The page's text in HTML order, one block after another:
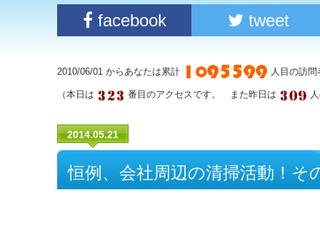
facebook tweet
2010/06/01 からあなたは累計 人目の訪
（本日は 番目のアクセスです。 また昨日は
2014.05.21
恒例、会社周辺の清掃活動！そ